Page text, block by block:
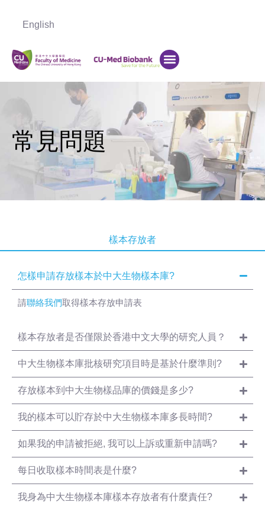
English
常見問題
樣本存放者
怎樣申請存放樣本於中大生物樣本庫?
請聯絡我們取得樣本存放申請表
樣本存放者是否僅限於香港中文大學的研究人員？
中大生物樣本庫批核研究項目時是基於什麼準則?
存放樣本到中大生物樣品庫的價錢是多少?
我的樣本可以貯存於中大生物樣本庫多長時間?
如果我的申請被拒絕, 我可以上訴或重新申請嗎?
每日收取樣本時間表是什麼?
我身為中大生物樣本庫樣本存放者有什麼責任?